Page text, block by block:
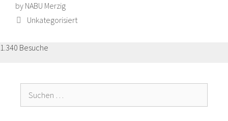
by NABU Merzig
Categories
Unkategorisiert
1.340 Besuche
nach: